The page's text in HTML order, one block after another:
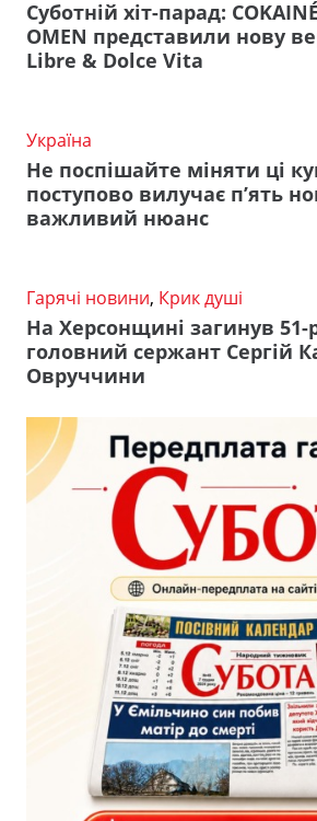
Суботній хіт-парад:
OMEN представили нову
Libre & Dolce Vita
Україна
Не поспішайте міняти ці
поступово вилучає п’ять
важливий нюанс
Гарячі новини, Крик душі
На Херсонщині загинув 51-
головний сержант Сергій
Овруччини